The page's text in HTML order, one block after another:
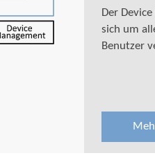
Der
sich um
Benutzer